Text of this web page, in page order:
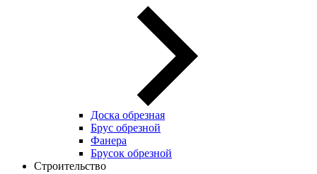
Доска обрезная
Брус обрезной
Фанера
Брусок обрезной
Строительство